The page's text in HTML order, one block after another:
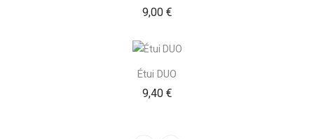
9,00 €Prix
Étui DUO
9,40 €Prix